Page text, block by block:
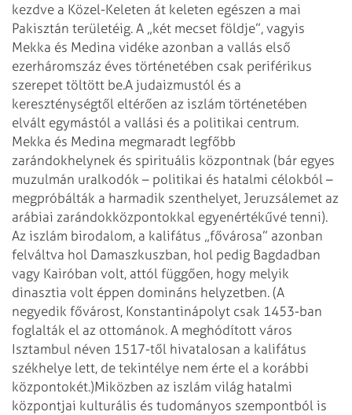
kezdve a Közel-Keleten át keleten egészen a mai
Pakisztán területéig. A „két mecset földje”, vagyis
Mekka és Medina vidéke azonban a vallás első
ezerháromszáz éves történetében csak periférikus
szerepet töltött be.A judaizmustól és a
kereszténységtől eltérően az iszlám történetében
elvált egymástól a vallási és a politikai centrum.
Mekka és Medina megmaradt legfőbb
zarándokhelynek és spirituális központnak (bár egyes
muzulmán uralkodók – politikai és hatalmi célokból –
megpróbálták a harmadik szenthelyet, Jeruzsálemet az
arábiai zarándokközpontokkal egyenértékűvé tenni).
Az iszlám birodalom, a kalifátus „fővárosa” azonban
felváltva hol Damaszkuszban, hol pedig Bagdadban
vagy Kairóban volt, attól függően, hogy melyik
dinasztia volt éppen domináns helyzetben. (A
negyedik fővárost, Konstantinápolyt csak 1453-ban
foglalták el az ottománok. A meghódított város
Isztambul néven 1517-től hivatalosan a kalifátus
székhelye lett, de tekintélye nem érte el a korábbi
központokét.)Miközben az iszlám világ hatalmi
központjai kulturális és tudományos szempontból is